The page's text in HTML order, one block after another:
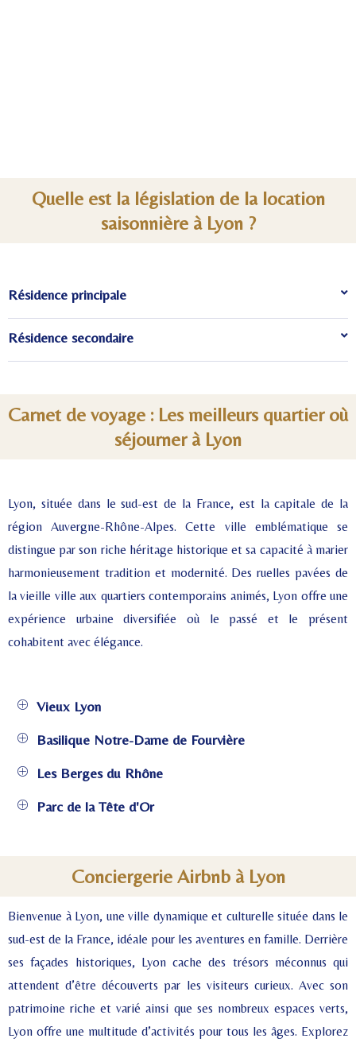
Quelle est la législation de la location
saisonnière à Lyon ?
Résidence principale
Résidence secondaire
Carnet de voyage : Les meilleurs quartier où
séjourner à Lyon
Lyon, située dans le sud-est de la France, est la capitale de la
région Auvergne-Rhône-Alpes. Cette ville emblématique se
distingue par son riche héritage historique et sa capacité à marier
harmonieusement tradition et modernité. Des ruelles pavées de
la vieille ville aux quartiers contemporains animés, Lyon offre une
expérience urbaine diversifiée où le passé et le présent
cohabitent avec élégance.
Vieux Lyon
Basilique Notre-Dame de Fourvière
Les Berges du Rhône
Parc de la Tête d'Or
Conciergerie Airbnb à Lyon
Bienvenue à Lyon, une ville dynamique et culturelle située dans le
sud-est de la France, idéale pour les aventures en famille. Derrière
ses façades historiques, Lyon cache des trésors méconnus qui
attendent d’être découverts par les visiteurs curieux. Avec son
patrimoine riche et varié ainsi que ses nombreux espaces verts,
Lyon offre une multitude d’activités pour tous les âges. Explorez